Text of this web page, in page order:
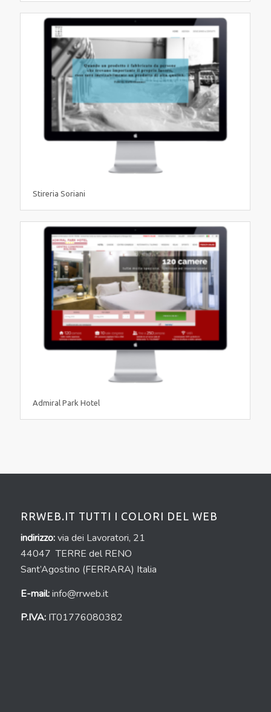
Stireria Soriani
Admiral Park Hotel
RRWEB.IT TUTTI I COLORI DEL WEB
indirizzo:via dei Lavoratori, 21
44047 TERRE del RENO
Sant’Agostino (FERRARA) Italia
E-mail:info@rrweb.it
P.IVA:IT01776080382